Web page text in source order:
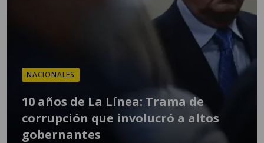
NACIONALES
10 años de La Línea: Trama de
corrupción que involucró a altos
gobernantes